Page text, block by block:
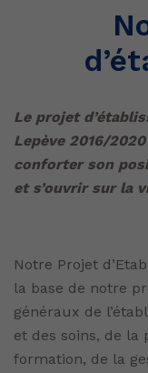
Patients Public
Le Centre
Le projet
Lepève 2016/
conforter son
et s’ouvrir sur la
Notre Projet
la base de notre
généraux de
et des soins, de la
formation, de la